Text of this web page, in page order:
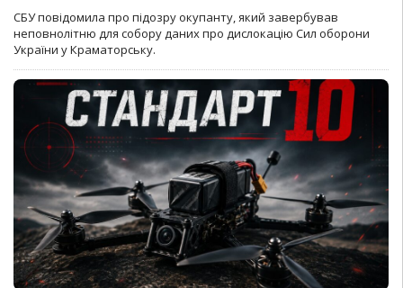
СБУ повідомила про підозру окупанту, який завербував
неповнолітню для собору даних про дислокацію Сил оборони
України у Краматорську.